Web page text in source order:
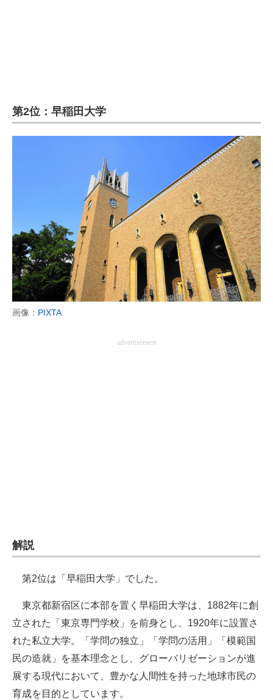
エネルギーの専門メディア
建設×テクノロジーの最前線
ちょっと気になるネットの話題
第2位：早稲田大学
画像： PIXTA
advertisement
解説
第2位は「早稲田大学」でした。
東京都新宿区に本部を置く早稲田大学は、1882年に創
立された「東京専門学校」を前身とし、1920年に設置さ
れた私立大学。「学問の独立」「学問の活用」「模範国
民の造就」を基本理念とし、グローバリゼーションが進
展する現代において、豊かな人間性を持った地球市民の
育成を目的としています。